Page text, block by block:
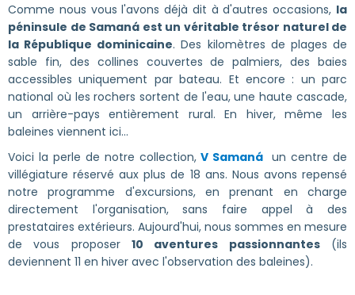
Comme nous vous l'avons déjà dit à d'autres occasions, la
péninsule de Samaná est un véritable trésor naturel de
la République dominicaine. Des kilomètres de plages de
sable fin, des collines couvertes de palmiers, des baies
accessibles uniquement par bateau. Et encore : un parc
national où les rochers sortent de l'eau, une haute cascade,
un arrière-pays entièrement rural. En hiver, même les
baleines viennent ici...
Voici la perle de notre collection,V Samaná un centre de
villégiature réservé aux plus de 18 ans. Nous avons repensé
notre programme d'excursions, en prenant en charge
directement l'organisation, sans faire appel à des
prestataires extérieurs. Aujourd'hui, nous sommes en mesure
de vous proposer 10 aventures passionnantes(ils
deviennent 11 en hiver avec l'observation des baleines).